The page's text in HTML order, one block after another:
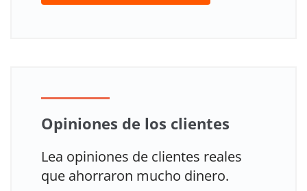
Opiniones de los clientes
Lea opiniones de clientes reales
que ahorraron mucho dinero.